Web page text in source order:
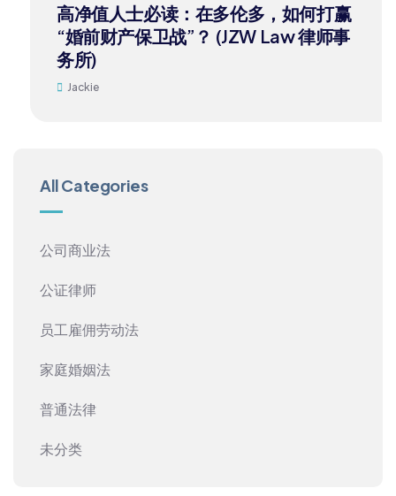
16
10 月
高净值人士必读：在多伦多，如何打赢
“婚前财产保卫战”？ (JZW Law 律师事
务所)
Jackie
All Categories
公司商业法
公证律师
员工雇佣劳动法
家庭婚姻法
普通法律
未分类